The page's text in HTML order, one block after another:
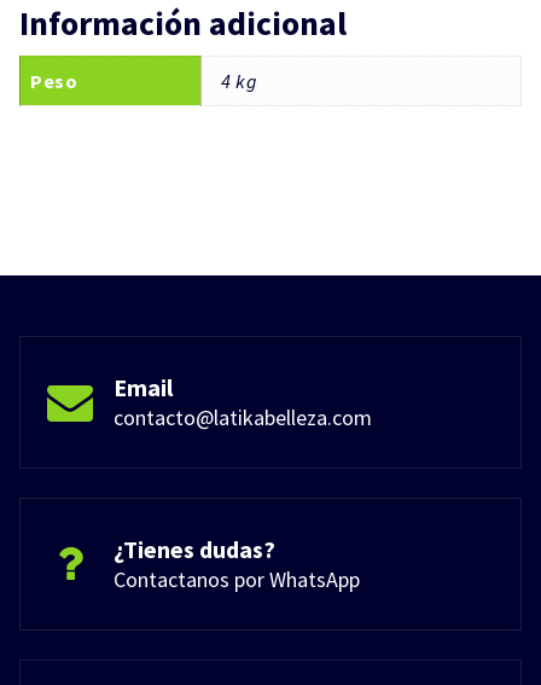
Información adicional
Peso 4 kg
Email
contacto@latikabelleza.com
¿Tienes dudas?
Contactanos por WhatsApp